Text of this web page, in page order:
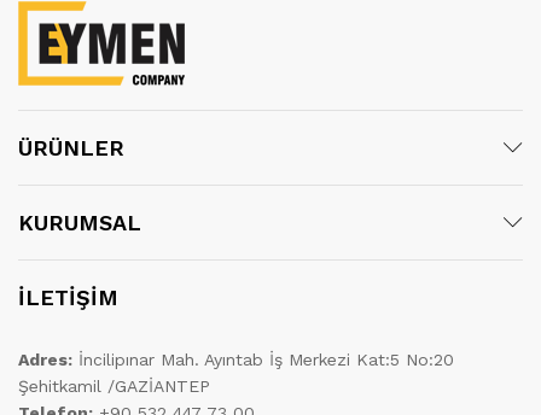
ÜRÜNLER
KURUMSAL
İLETİŞİM
Adres: İncilipınar Mah. Ayıntab İş Merkezi Kat:5 No:20
Şehitkamil /GAZİANTEP